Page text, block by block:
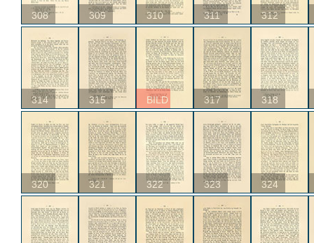
308 309 310 311 312
314 315 BILD 317 318
320 321 322 323 324